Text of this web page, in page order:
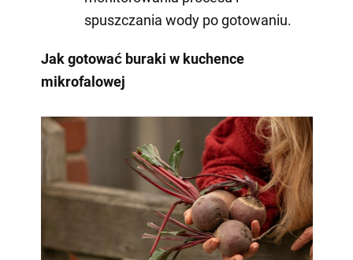
spuszczania wody po gotowaniu.
Jak gotować buraki w kuchence
mikrofalowej